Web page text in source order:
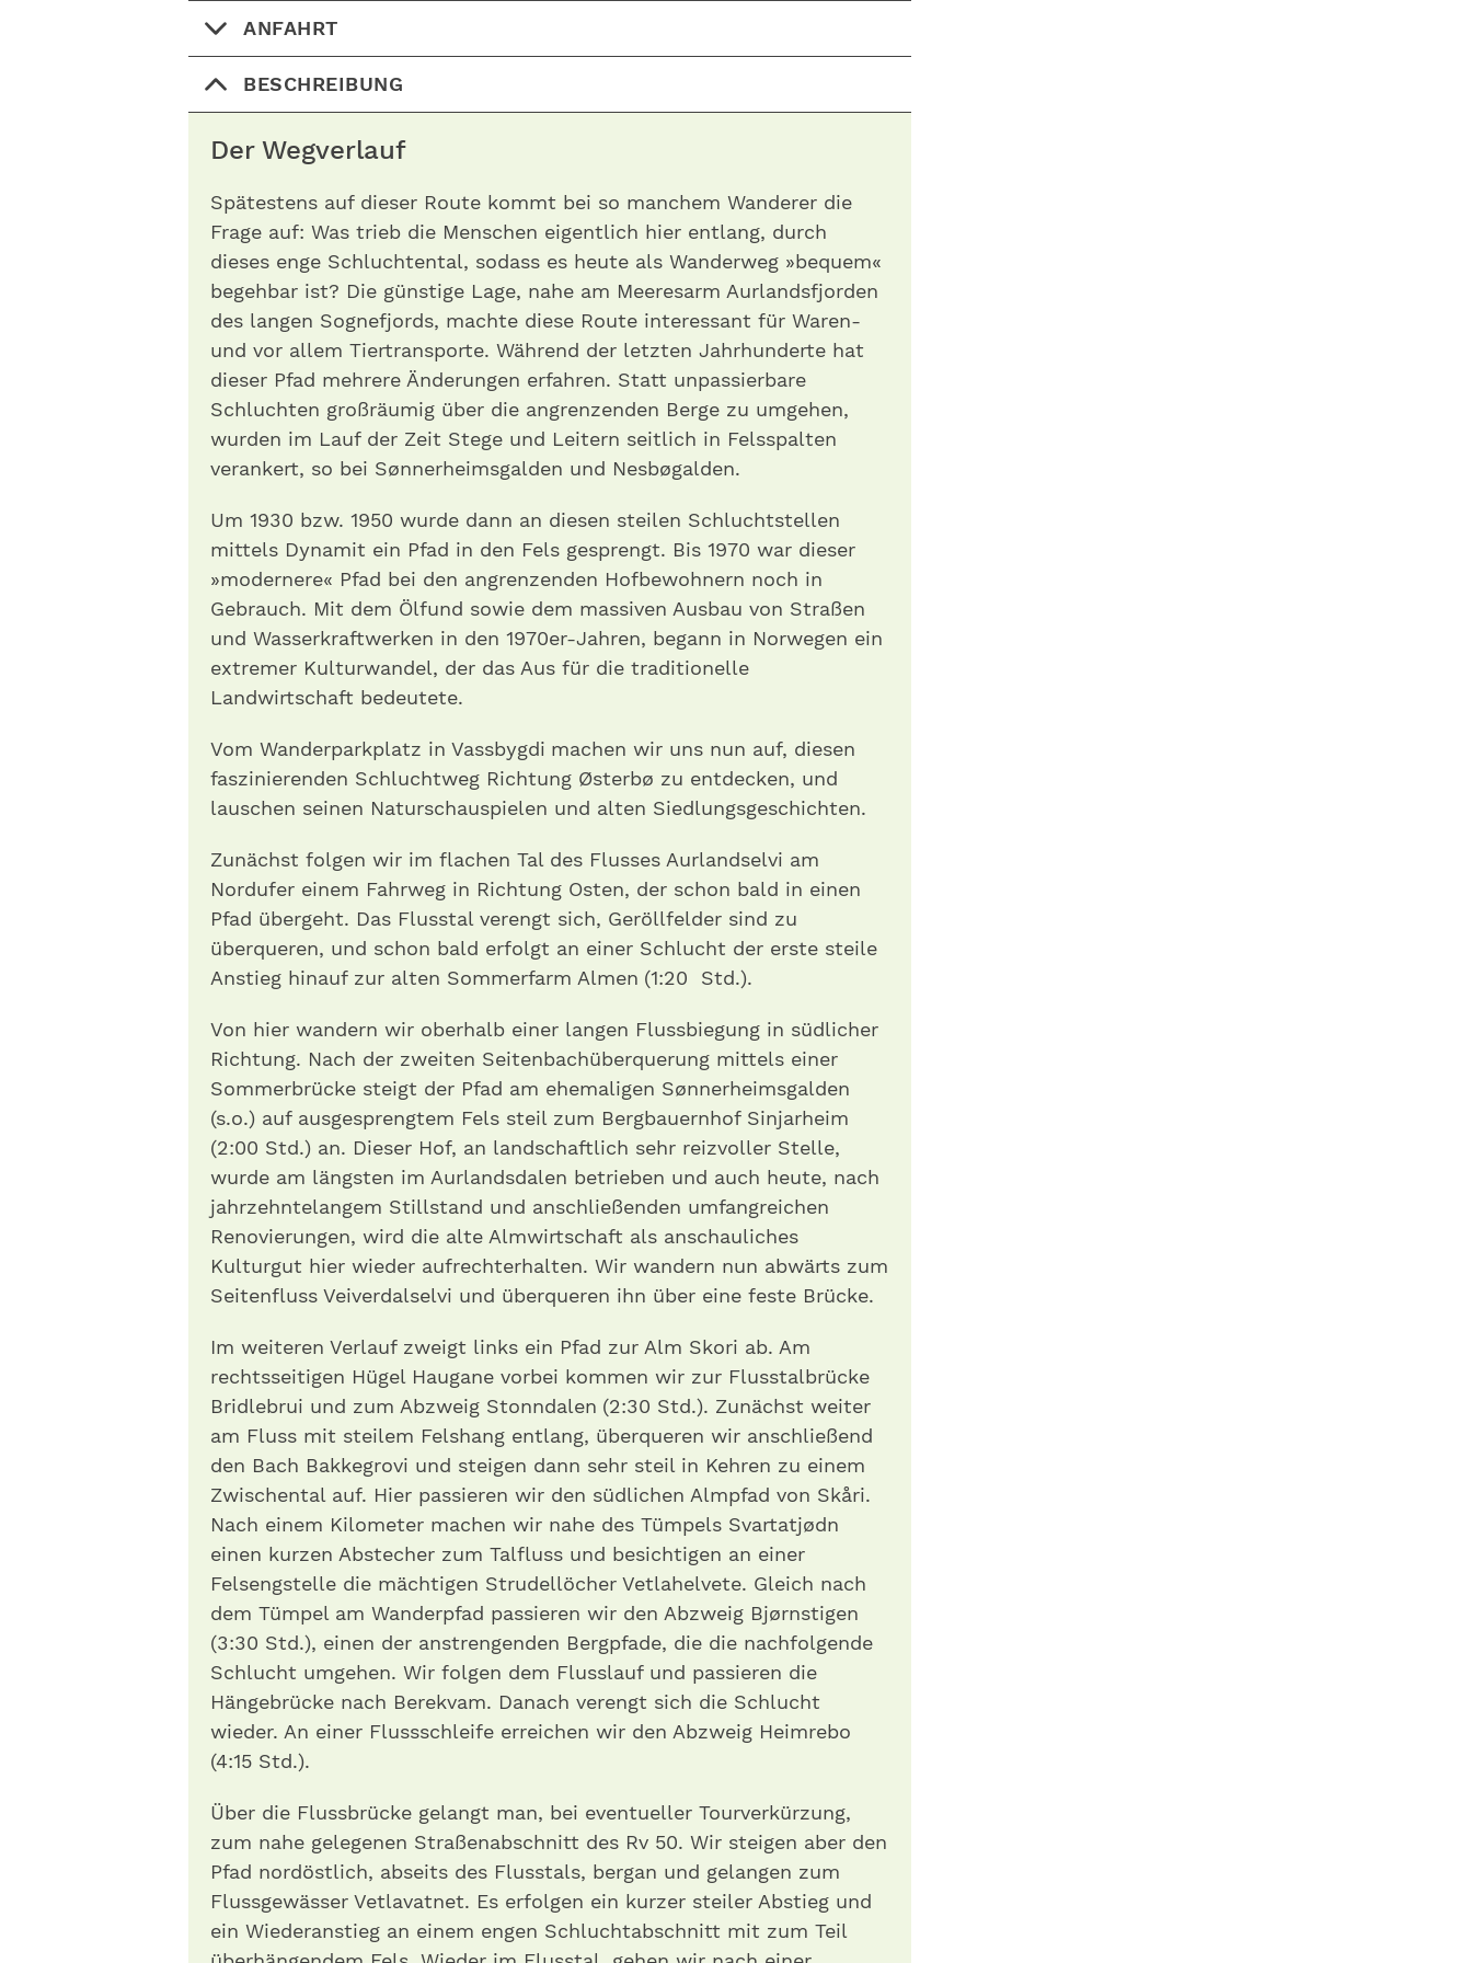
ANFAHRT
BESCHREIBUNG
Der Wegverlauf
Spätestens auf dieser Route kommt bei so manchem Wanderer die
Frage auf: Was trieb die Menschen eigentlich hier entlang, durch
dieses enge Schluchtental, sodass es heute als Wanderweg »bequem«
begehbar ist? Die günstige Lage, nahe am Meeresarm Aurlandsfjorden
des langen Sognefjords, machte diese Route interessant für Waren-
und vor allem Tiertransporte. Während der letzten Jahrhunderte hat
dieser Pfad mehrere Änderungen erfahren. Statt unpassierbare
Schluchten großräumig über die angrenzenden Berge zu umgehen,
wurden im Lauf der Zeit Stege und Leitern seitlich in Felsspalten
verankert, so bei Sønnerheimsgalden und Nesbøgalden.
Um 1930 bzw. 1950 wurde dann an diesen steilen Schluchtstellen
mittels Dynamit ein Pfad in den Fels gesprengt. Bis 1970 war dieser
»modernere« Pfad bei den angrenzenden Hofbewohnern noch in
Gebrauch. Mit dem Ölfund sowie dem massiven Ausbau von Straßen
und Wasserkraftwerken in den 1970er-Jahren, begann in Norwegen ein
extremer Kulturwandel, der das Aus für die traditionelle
Landwirtschaft bedeutete.
Vom Wanderparkplatz in Vassbygdi machen wir uns nun auf, diesen
faszinierenden Schluchtweg Richtung Østerbø zu entdecken, und
lauschen seinen Naturschauspielen und alten Siedlungsgeschichten.
Zunächst folgen wir im flachen Tal des Flusses Aurlandselvi am
Nordufer einem Fahrweg in Richtung Osten, der schon bald in einen
Pfad übergeht. Das Flusstal verengt sich, Geröllfelder sind zu
überqueren, und schon bald erfolgt an einer Schlucht der erste steile
Anstieg hinauf zur alten Sommerfarm Almen (1:20 Std.).
Von hier wandern wir oberhalb einer langen Flussbiegung in südlicher
Richtung. Nach der zweiten Seitenbachüberquerung mittels einer
Sommerbrücke steigt der Pfad am ehemaligen Sønnerheimsgalden
(s.o.) auf ausgesprengtem Fels steil zum Bergbauernhof Sinjarheim
(2:00 Std.) an. Dieser Hof, an landschaftlich sehr reizvoller Stelle,
wurde am längsten im Aurlandsdalen betrieben und auch heute, nach
jahrzehntelangem Stillstand und anschließenden umfangreichen
Renovierungen, wird die alte Almwirtschaft als anschauliches
Kulturgut hier wieder aufrechterhalten. Wir wandern nun abwärts zum
Seitenfluss Veiverdalselvi und überqueren ihn über eine feste Brücke.
Im weiteren Verlauf zweigt links ein Pfad zur Alm Skori ab. Am
rechtsseitigen Hügel Haugane vorbei kommen wir zur Flusstalbrücke
Bridlebrui und zum Abzweig Stonndalen (2:30 Std.). Zunächst weiter
am Fluss mit steilem Felshang entlang, überqueren wir anschließend
den Bach Bakkegrovi und steigen dann sehr steil in Kehren zu einem
Zwischental auf. Hier passieren wir den südlichen Almpfad von Skåri.
Nach einem Kilometer machen wir nahe des Tümpels Svartatjødn
einen kurzen Abstecher zum Talfluss und besichtigen an einer
Felsengstelle die mächtigen Strudellöcher Vetlahelvete. Gleich nach
dem Tümpel am Wanderpfad passieren wir den Abzweig Bjørnstigen
(3:30 Std.), einen der anstrengenden Bergpfade, die die nachfolgende
Schlucht umgehen. Wir folgen dem Flusslauf und passieren die
Hängebrücke nach Berekvam. Danach verengt sich die Schlucht
wieder. An einer Flussschleife erreichen wir den Abzweig Heimrebo
(4:15 Std.).
Über die Flussbrücke gelangt man, bei eventueller Tourverkürzung,
zum nahe gelegenen Straßenabschnitt des Rv 50. Wir steigen aber den
Pfad nordöstlich, abseits des Flusstals, bergan und gelangen zum
Flussgewässer Vetlavatnet. Es erfolgen ein kurzer steiler Abstieg und
ein Wiederanstieg an einem engen Schluchtabschnitt mit zum Teil